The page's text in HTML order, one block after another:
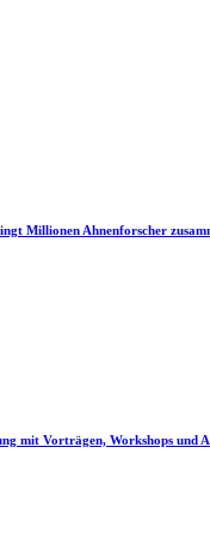
Millionen Ahnenforscher
mit Vorträgen, Workshops und